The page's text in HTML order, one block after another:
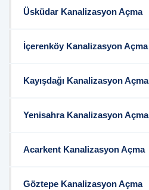
Üsküdar Kanalizasyon Açma
İçerenköy Kanalizasyon Açma
Kayışdağı Kanalizasyon Açma
Yenisahra Kanalizasyon Açma
Acarkent Kanalizasyon Açma
Göztepe Kanalizasyon Açma